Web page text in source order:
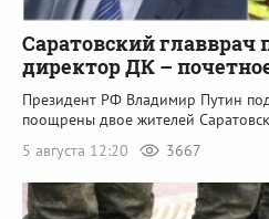
Саратовский главврач
директор ДК –
Президент РФ Владимир Путин
поощрены двое жителей
5 августа 12:20
3667